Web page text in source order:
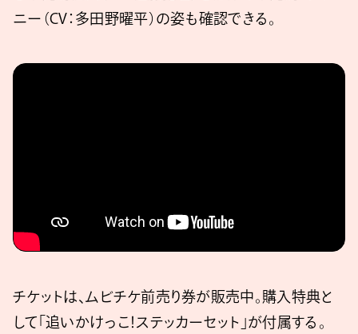
ニー（CV：多田野曜平）の姿も確認できる。
チケットは、ムビチケ前売り券が販売中。購入特典と
して「追いかけっこ！ステッカーセット」が付属する。